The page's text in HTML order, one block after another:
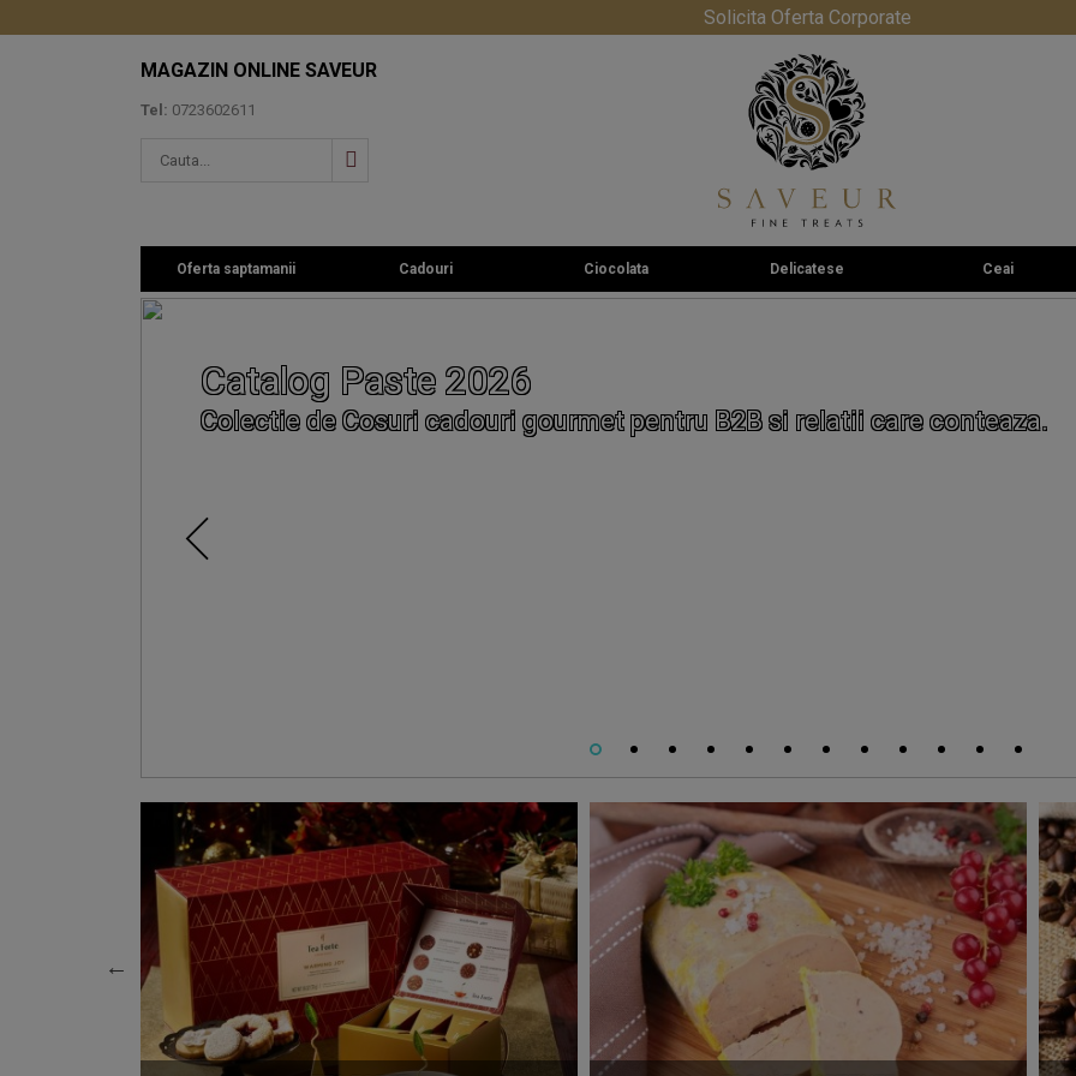
Solicita Oferta Corporate
MAGAZIN ONLINE SAVEUR
Tel: 0723602611
Oferta saptamanii Cadouri Ciocolata Delicatese Ceai
Catalog Paste 2026
Colectie de Cosuri cadouri gourmet pentru B2B si relatii care conteaza.